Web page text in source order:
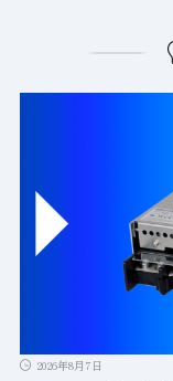
2026年8月7日